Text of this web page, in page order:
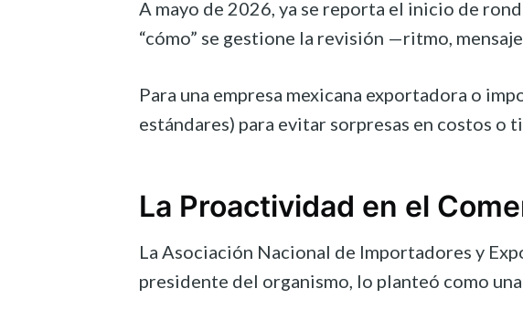
A mayo de 2026, ya se reporta el inicio de
“cómo” se gestione la revisión —ritmo,
Para una empresa mexicana exportadora o
estándares) para evitar sorpresas en costos o
La Proactividad en el
La Asociación Nacional de Importadores y
presidente del organismo, lo planteó como